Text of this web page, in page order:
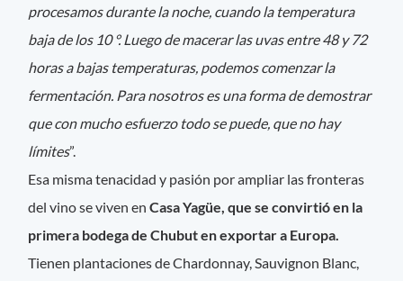
procesamos durante la noche, cuando la temperatura
baja de los 10 °. Luego de macerar las uvas entre 48 y 72
horas a bajas temperaturas, podemos comenzar la
fermentación. Para nosotros es una forma de demostrar
que con mucho esfuerzo todo se puede, que no hay
límites”.
Esa misma tenacidad y pasión por ampliar las fronteras
del vino se viven enCasa Yagüe, que se convirtió en la
primera bodega de Chubut en exportar a Europa.
Tienen plantaciones de Chardonnay, Sauvignon Blanc,